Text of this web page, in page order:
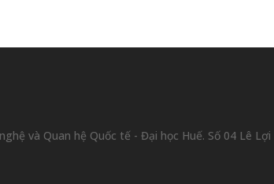
và Quan hệ Quốc tế - Đại học Huế. Số 04 Lê Lợi